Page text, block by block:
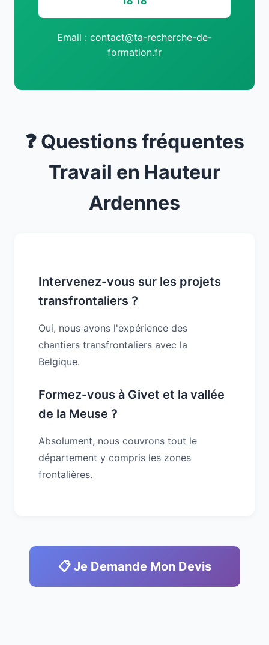
Email : contact@ta-recherche-de-
formation.fr
❓ Questions fréquentes
Travail en Hauteur
Ardennes
Intervenez-vous sur les projets
transfrontaliers ?
Oui, nous avons l'expérience des
chantiers transfrontaliers avec la
Belgique.
Formez-vous à Givet et la vallée
de la Meuse ?
Absolument, nous couvrons tout le
département y compris les zones
frontalières.
📋 Je Demande Mon Devis